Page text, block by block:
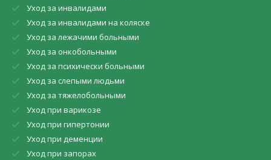
Уход за инвалидами
Уход за инвалидами на коляске
Уход за лежачими больными
Уход за онкобольными
Уход за психически больными
Уход за слепыми людьми
Уход за тяжелобольными
Уход при варикозе
Уход при гипертонии
Уход при деменции
Уход при запорах